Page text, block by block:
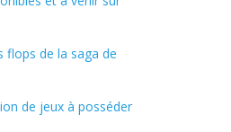
flops de la saga de
de jeux à posséder